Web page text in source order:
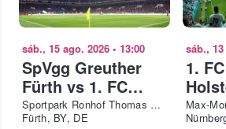
sáb., 15 ago. 2026 • 13:00
SpVgg Greuther
Fürth vs 1. FC
Nürnberg
Sportpark Ronhof Thomas Sommer
Fürth, BY, DE
sáb.,
1.
Max-